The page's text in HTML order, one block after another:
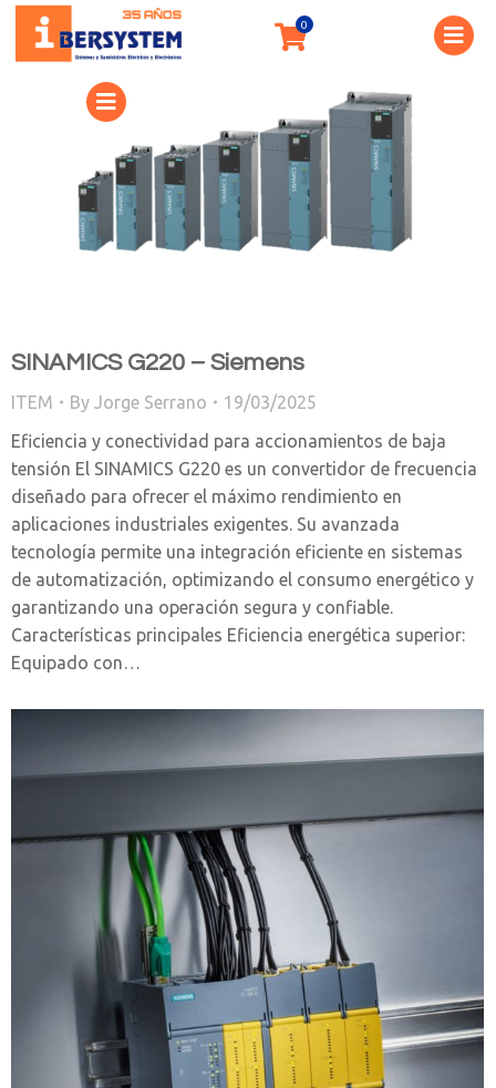
SINAMICS G220 – Siemens
ITEM By Jorge Serrano
19/03/2025
Eficiencia y conectividad para accionamientos de baja
tensión El SINAMICS G220 es un convertidor de frecuencia
diseñado para ofrecer el máximo rendimiento en
aplicaciones industriales exigentes. Su avanzada
tecnología permite una integración eficiente en sistemas
de automatización, optimizando el consumo energético y
garantizando una operación segura y confiable.
Características principales Eficiencia energética superior:
Equipado con…